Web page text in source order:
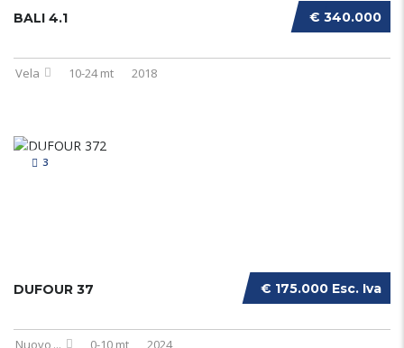
€ 340.000
BALI 4.1
Vela 10-24 mt 2018
3
€ 175.000 Esc. Iva
DUFOUR 37
Nuovo ... 0-10 mt 2024